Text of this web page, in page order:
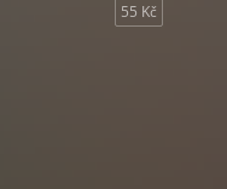
55 Kč